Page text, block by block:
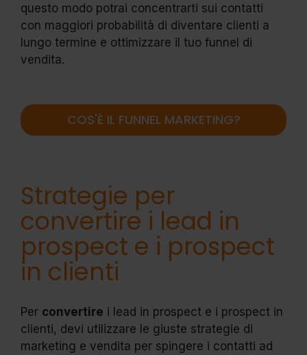
questo modo potrai concentrarti sui contatti
con maggiori probabilità di diventare clienti a
lungo termine e ottimizzare il tuo funnel di
vendita.
COS'È IL FUNNEL MARKETING?
Strategie per
convertire i lead in
prospect e i prospect
in clienti
Per convertire i lead in prospect e i prospect in
clienti, devi utilizzare le giuste strategie di
marketing e vendita per spingere i contatti ad